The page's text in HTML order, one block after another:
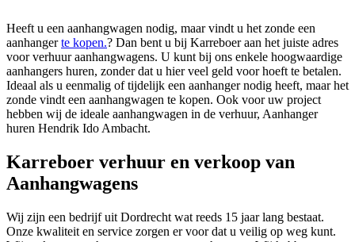
Heeft u een aanhangwagen nodig, maar vindt u het zonde een
aanhangerte kopen.? Dan bent u bij Karreboer aan het juiste adres
voor verhuur aanhangwagens. U kunt bij ons enkele hoogwaardige
aanhangers huren, zonder dat u hier veel geld voor hoeft te betalen.
Ideaal als u eenmalig of tijdelijk een aanhanger nodig heeft, maar het
zonde vindt een aanhangwagen te kopen. Ook voor uw project
hebben wij de ideale aanhangwagen in de verhuur, Aanhanger
huren Hendrik Ido Ambacht.
Karreboer verhuur en verkoop van
Aanhangwagens
Wij zijn een bedrijf uit Dordrecht wat reeds 15 jaar lang bestaat.
Onze kwaliteit en service zorgen er voor dat u veilig op weg kunt.